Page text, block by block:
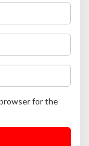
for the